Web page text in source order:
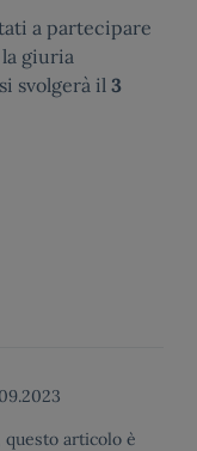
a partecipare
giuria
svolgerà il 3
articolo è